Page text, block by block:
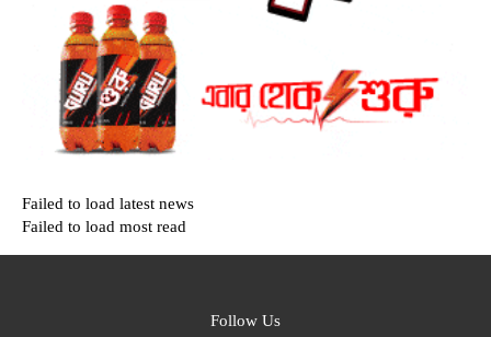
Failed to load latest news
Failed to load most read
Follow Us